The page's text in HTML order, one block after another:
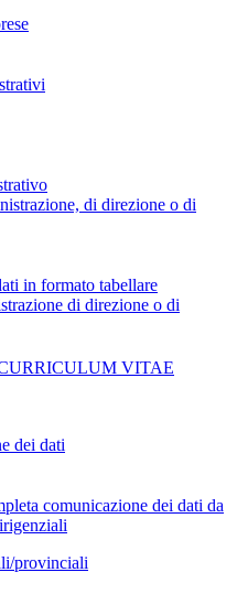
di direzione o di
in formato tabellare
di direzione o di
VITAE
dei dati
comunicazione dei dati da
provinciali